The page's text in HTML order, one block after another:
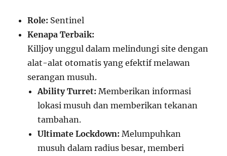
Role: Sentinel
Kenapa Terbaik:
Killjoy unggul dalam melindungi site dengan
alat-alat otomatis yang efektif melawan
serangan musuh.
Ability Turret: Memberikan informasi
lokasi musuh dan memberikan tekanan
tambahan.
Ultimate Lockdown: Melumpuhkan
musuh dalam radius besar, memberi